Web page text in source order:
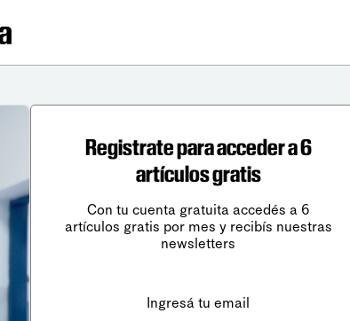
Registrate para acceder a 6
artículos gratis
Con tu cuenta gratuita accedés a 6
artículos gratis por mes y recibís nuestras
newsletters
Ingresá tu email